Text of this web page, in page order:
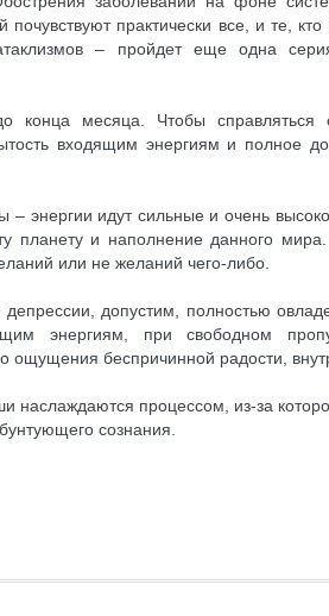
практически все, и те,
– пройдет еще одна
конца месяца. Чтобы
входящим энергиям и полное
энергии идут сильные и очень
и наполнение данного мира.
или не желаний чего-либо.
допустим, полностью
энергиям, при свободном
ощущения беспричинной радости,
наслаждаются процессом, из-за
сознания.